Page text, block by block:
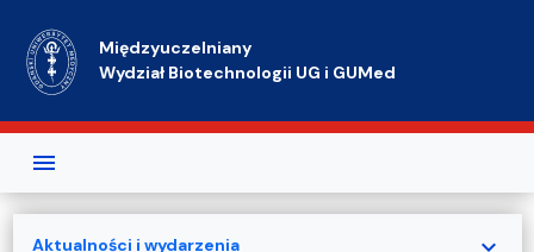
Międzyuczelniany
Wydział Biotechnologii UG i GUMed
Aktualności i wydarzenia